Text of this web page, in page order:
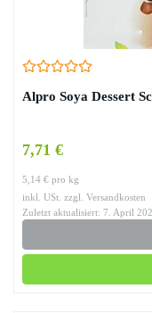
Alpro Soya Dessert
7,71 €
5,14 € pro kg
inkl. USt. zzgl. Versandkosten
Zuletzt aktualisiert: 7. April